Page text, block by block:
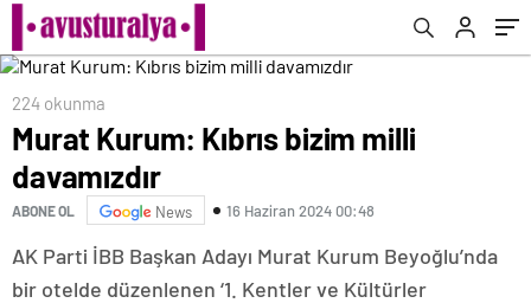
224 okunma
Murat Kurum: Kıbrıs bizim milli
davamızdır
ABONE OL News 16 Haziran 2024 00:48
AK Parti İBB Başkan Adayı Murat Kurum Beyoğlu’nda
bir otelde düzenlenen ‘1. Kentler ve Kültürler